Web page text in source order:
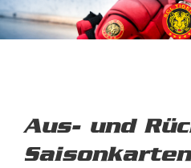
Aus- und
Saisonkarten